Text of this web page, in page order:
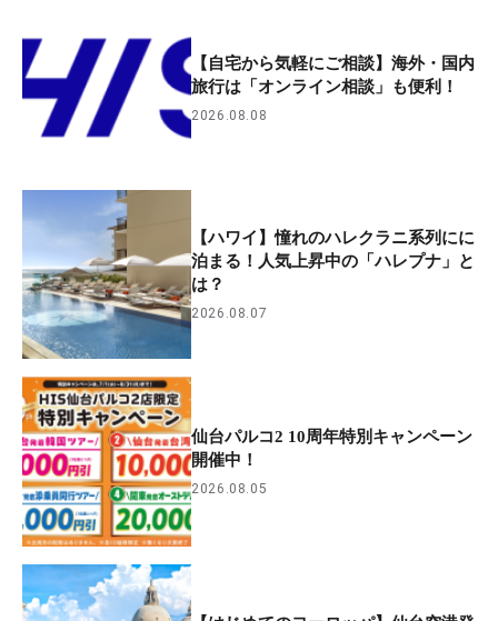
【自宅から気軽にご相談】海外・国内
旅行は「オンライン相談」も便利！
2026.08.08
【ハワイ】憧れのハレクラニ系列にに
泊まる！人気上昇中の「ハレプナ」と
は？
2026.08.07
仙台パルコ2 10周年特別キャンペーン
開催中！
2026.08.05